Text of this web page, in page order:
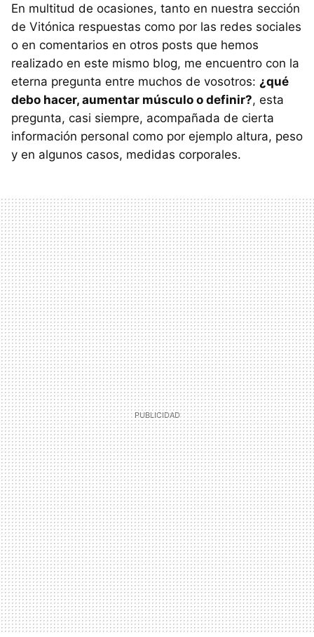
En multitud de ocasiones, tanto en nuestra sección
de Vitónica respuestas como por las redes sociales
o en comentarios en otros posts que hemos
realizado en este mismo blog, me encuentro con la
eterna pregunta entre muchos de vosotros: ¿qué
debo hacer, aumentar músculo o definir?, esta
pregunta, casi siempre, acompañada de cierta
información personal como por ejemplo altura, peso
y en algunos casos, medidas corporales.